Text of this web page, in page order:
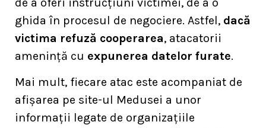
ghida în procesul de negociere. Astfel, dacă
victima refuză cooperarea, atacatorii
amenință cu expunerea datelor furate.
Mai mult, fiecare atac este acompaniat de
afișarea pe site-ul Medusei a unor
informații legate de organizațiile